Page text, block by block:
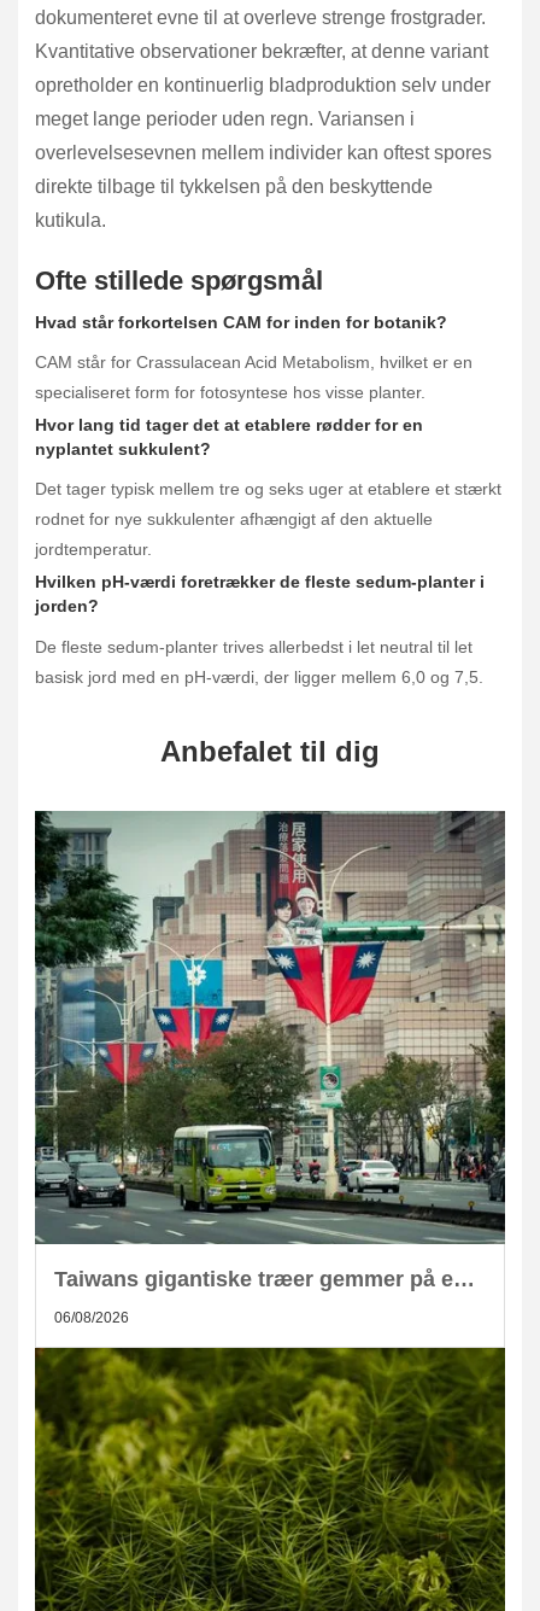
dokumenteret evne til at overleve strenge frostgrader.
Kvantitative observationer bekræfter, at denne variant
opretholder en kontinuerlig bladproduktion selv under
meget lange perioder uden regn. Variansen i
overlevelsesevnen mellem individer kan oftest spores
direkte tilbage til tykkelsen på den beskyttende
kutikula.
Ofte stillede spørgsmål
Hvad står forkortelsen CAM for inden for botanik?
CAM står for Crassulacean Acid Metabolism, hvilket er en
specialiseret form for fotosyntese hos visse planter.
Hvor lang tid tager det at etablere rødder for en
nyplantet sukkulent?
Det tager typisk mellem tre og seks uger at etablere et stærkt
rodnet for nye sukkulenter afhængigt af den aktuelle
jordtemperatur.
Hvilken pH-værdi foretrækker de fleste sedum-planter i
jorden?
De fleste sedum-planter trives allerbedst i let neutral til let
basisk jord med en pH-værdi, der ligger mellem 6,0 og 7,5.
Anbefalet til dig
Taiwans gigantiske træer gemmer på enorm CO2-lagring
06/08/2026